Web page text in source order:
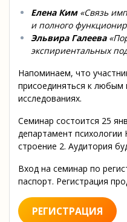
Елена Ким «Связь
и полного
Эльвира Галеева
экспириентальных
Напоминаем, что
присоединяться к любым
исследованиях.
Семинар состоится 25
департамент
строение 2. Аудитория
Вход на семинар по
паспорт. Регистрация
РЕГИСТРАЦИЯ